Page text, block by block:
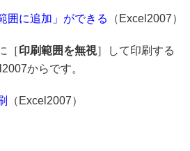
囲に追加」ができる （Excel2007）
［印刷範囲を無視］して印刷する
からです。
（Excel2007）